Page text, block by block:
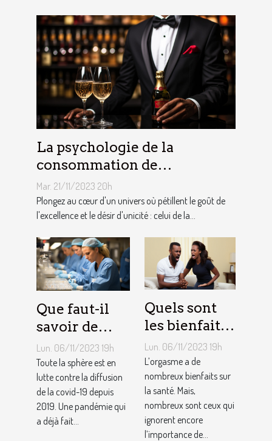
La psychologie de la
consommation de
champagne et du luxe chez
les consommateurs
Mar. 21/11/2023 20h
Plongez au cœur d'un univers où pétillent le goût de
l'excellence et le désir d'unicité : celui de la...
Que faut-il
savoir de
Pfizer, vaccin
contre le
coronavirus ?
Lun. 06/11/2023 19h
Toute la sphère est en
lutte contre la diffusion
de la covid-19 depuis
2019. Une pandémie qui
a déjà fait...
Quels sont
les bienfaits
de l’orgasme
sur votre
santé ?
Lun. 06/11/2023 19h
L’orgasme a de
nombreux bienfaits sur
la santé. Mais,
nombreux sont ceux qui
ignorent encore
l’importance de...